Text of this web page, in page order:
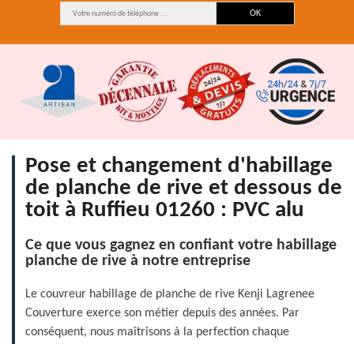
Pose et changement d'habillage
de planche de rive et dessous de
toit à Ruffieu 01260 : PVC alu
Ce que vous gagnez en confiant votre habillage
planche de rive à notre entreprise
Le couvreur habillage de planche de rive Kenji Lagrenee
Couverture exerce son métier depuis des années. Par
conséquent, nous maîtrisons à la perfection chaque